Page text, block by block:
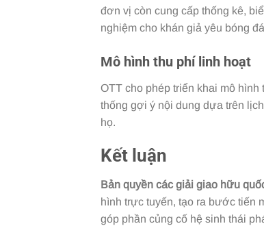
đơn vị còn cung cấp thống kê,
nghiệm cho khán giả yêu bóng
Mô hình thu phí linh hoạt
OTT cho phép triển khai mô hình
thống gợi ý nội dung dựa trên
họ.
Kết luận
Bản quyền các giải giao hữu
hình trực tuyến, tạo ra bước tiến
góp phần củng cố hệ sinh thái